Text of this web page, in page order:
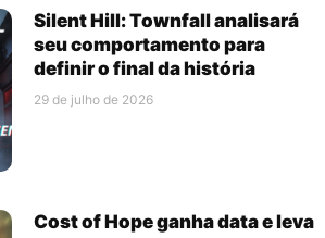
Silent Hill: Townfall analisará
seu comportamento para
definir o final da história
29 de julho de 2026
Cost of Hope ganha data e leva